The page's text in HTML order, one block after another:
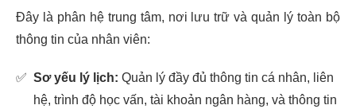
Đây là phân hệ trung tâm, nơi lưu trữ và quản lý toàn bộ
thông tin của nhân viên:
✅ Sơ yếu lý lịch: Quản lý đầy đủ thông tin cá nhân, liên
hệ, trình độ học vấn, tài khoản ngân hàng, và thông tin